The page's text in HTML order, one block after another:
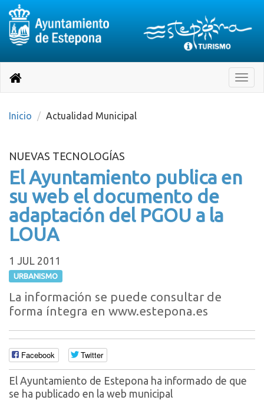
página
Toggle
Destino:
Volver
inicio
Inicio Actualidad Municipal
NUEVAS TECNOLOGÍAS
El Ayuntamiento publica en
su web el documento de
adaptación del PGOU a la
LOUA
1 JUL 2011
URBANISMO
La información se puede consultar de
forma íntegra en www.estepona.es
Facebook Twitter
El Ayuntamiento de Estepona ha informado de que
se ha publicado en la web municipal